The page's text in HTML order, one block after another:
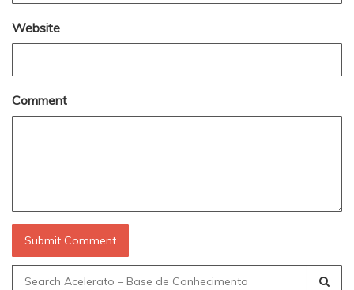
Website
Comment
Search